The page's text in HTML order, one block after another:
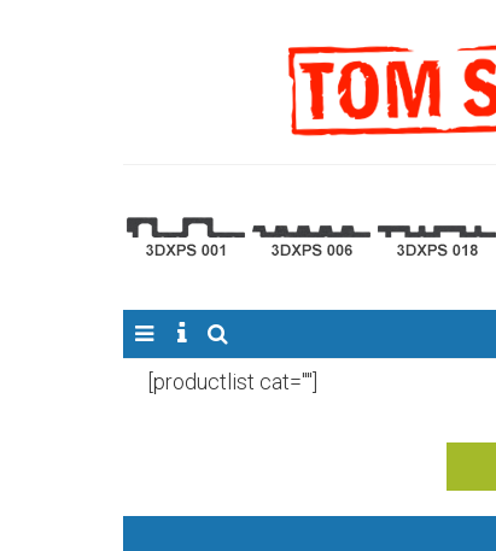
[productlist cat=""]